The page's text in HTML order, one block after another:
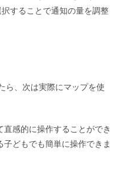
することで通知の量を調整
ら、次は実際にマップを使
感的に操作することができ
どもでも簡単に操作できま